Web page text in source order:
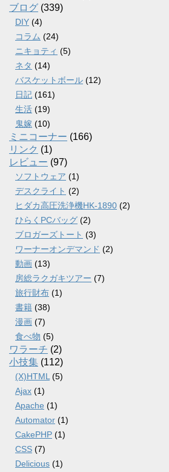
ブログ (339)
DIY (4)
コラム (24)
ニキョティ (5)
ネタ (14)
バスケットボール (12)
日記 (161)
生活 (19)
鬼嫁 (10)
ミニコーナー (166)
リンク (1)
レビュー (97)
ソフトウェア (1)
デスクライト (2)
ヒダカ高圧洗浄機HK-1890 (2)
ひらくPCバッグ (2)
ブロガーズトート (3)
ワーナーオンデマンド (2)
動画 (13)
房総ラクガキツアー (7)
旅行財布 (1)
書籍 (38)
漫画 (7)
食べ物 (5)
ワラーチ (2)
小技集 (112)
(X)HTML (5)
Ajax (1)
Apache (1)
Automator (1)
CakePHP (1)
CSS (7)
Delicious (1)